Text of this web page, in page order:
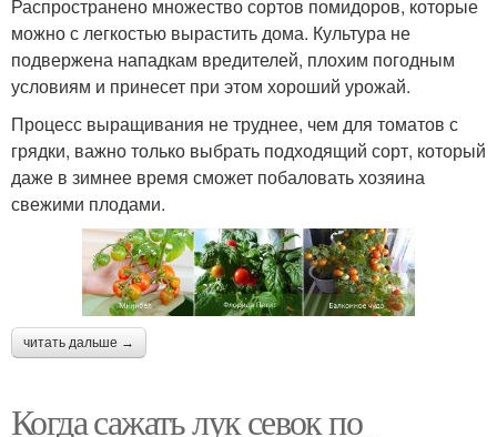
Распространено множество сортов помидоров, которые
можно с легкостью вырастить дома. Культура не
подвержена нападкам вредителей, плохим погодным
условиям и принесет при этом хороший урожай.
Процесс выращивания не труднее, чем для томатов с
грядки, важно только выбрать подходящий сорт, который
даже в зимнее время сможет побаловать хозяина
свежими плодами.
читать дальше →
Когда сажать лук севок по